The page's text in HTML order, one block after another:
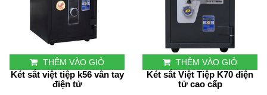
THÊM VÀO GIỎ
Két sắt việt tiệp k56 vân tay
điện tử
THÊM VÀO GIỎ
Két sắt Việt Tiệp K70 điện
tử cao cấp